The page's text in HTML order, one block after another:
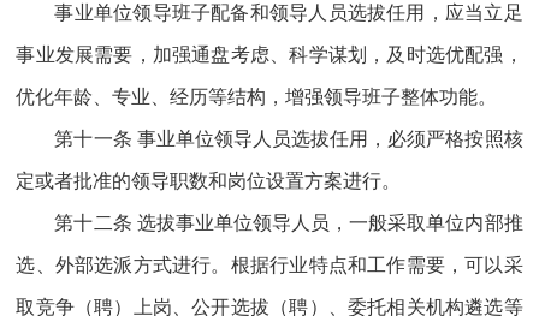
事业单位领导班子配备和领导人员选拔任用，应当立足
事业发展需要，加强通盘考虑、科学谋划，及时选优配强，
优化年龄、专业、经历等结构，增强领导班子整体功能。
第十一条 事业单位领导人员选拔任用，必须严格按照核
定或者批准的领导职数和岗位设置方案进行。
第十二条 选拔事业单位领导人员，一般采取单位内部推
选、外部选派方式进行。根据行业特点和工作需要，可以采
取竞争（聘）上岗、公开选拔（聘）、委托相关机构遴选等